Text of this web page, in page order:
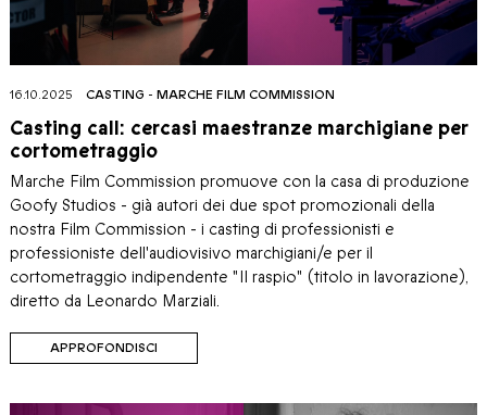
16.10.2025 CASTING - MARCHE FILM COMMISSION
Casting call: cercasi maestranze marchigiane per
cortometraggio
Marche Film Commission promuove con la casa di produzione
Goofy Studios - già autori dei due spot promozionali della
nostra Film Commission - i casting di professionisti e
professioniste dell'audiovisivo marchigiani/e per il
cortometraggio indipendente "Il raspio" (titolo in lavorazione),
diretto da Leonardo Marziali.
APPROFONDISCI